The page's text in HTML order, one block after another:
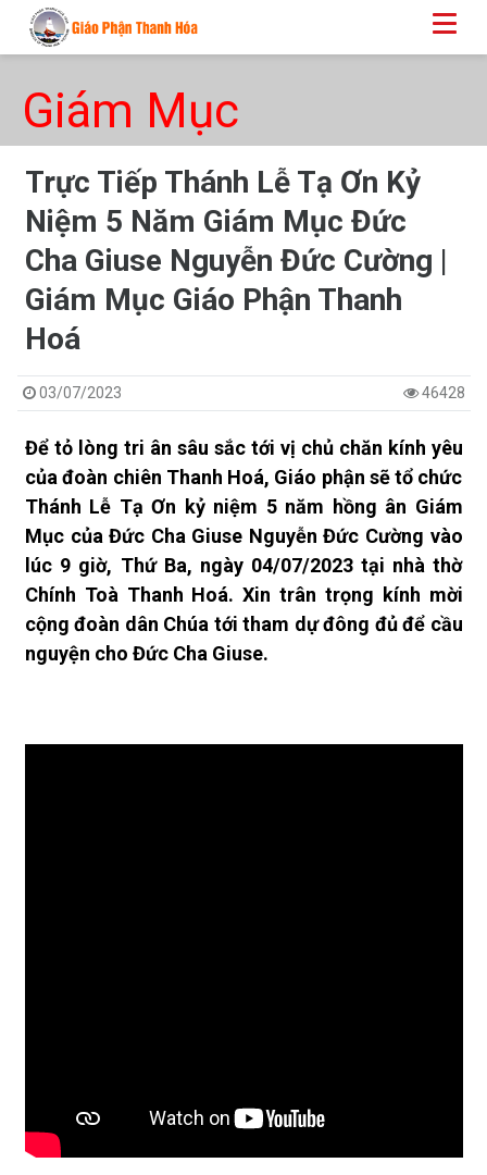
Giám Mục
Trực Tiếp Thánh Lễ Tạ Ơn Kỷ
Niệm 5 Năm Giám Mục Đức
Cha Giuse Nguyễn Đức Cường |
Giám Mục Giáo Phận Thanh
Hoá
03/07/2023 46428
Để tỏ lòng tri ân sâu sắc tới vị chủ chăn kính yêu
của đoàn chiên Thanh Hoá, Giáo phận sẽ tổ chức
Thánh Lễ Tạ Ơn kỷ niệm 5 năm hồng ân Giám
Mục của Đức Cha Giuse Nguyễn Đức Cường vào
lúc 9 giờ, Thứ Ba, ngày 04/07/2023 tại nhà thờ
Chính Toà Thanh Hoá. Xin trân trọng kính mời
cộng đoàn dân Chúa tới tham dự đông đủ để cầu
nguyện cho Đức Cha Giuse.